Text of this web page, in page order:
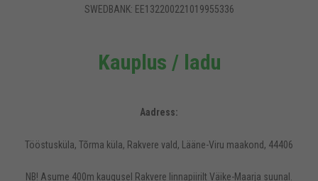
SWEDBANK: EE132200221019955336
Kauplus / ladu
Aadress:
Tööstusküla, Tõrma küla, Rakvere vald, Lääne-Viru maakond, 44406
NB! Asume 400m kaugusel Rakvere linnapiirilt Väike-Maarja suunal.